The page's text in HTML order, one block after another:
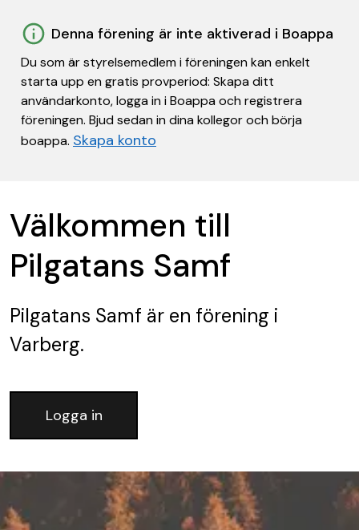
Denna förening är inte aktiverad i Boappa
Du som är styrelsemedlem i föreningen kan enkelt
starta upp en gratis provperiod: Skapa ditt
användarkonto, logga in i Boappa och registrera
föreningen. Bjud sedan in dina kollegor och börja
boappa. Skapa konto
Välkommen till
Pilgatans Samf
Pilgatans Samf är en förening i
Varberg.
Logga in